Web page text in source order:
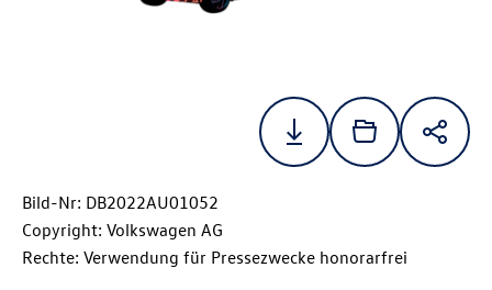
Bild-Nr: DB2022AU01052
Copyright: Volkswagen AG
Rechte: Verwendung für Pressezwecke honorarfrei